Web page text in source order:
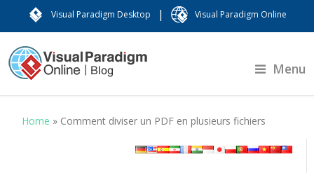
Visual Paradigm Desktop | Visual Paradigm Online
Menu
Home » Comment diviser un PDF en plusieurs fichiers